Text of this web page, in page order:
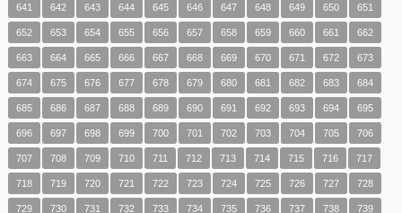
641 642 643 644 645 646 647 648 649 650 651
652 653 654 655 656 657 658 659 660 661 662
663 664 665 666 667 668 669 670 671 672 673
674 675 676 677 678 679 680 681 682 683 684
685 686 687 688 689 690 691 692 693 694 695
696 697 698 699 700 701 702 703 704 705 706
707 708 709 710 711 712 713 714 715 716 717
718 719 720 721 722 723 724 725 726 727 728
729 730 731 732 733 734 735 736 737 738 739